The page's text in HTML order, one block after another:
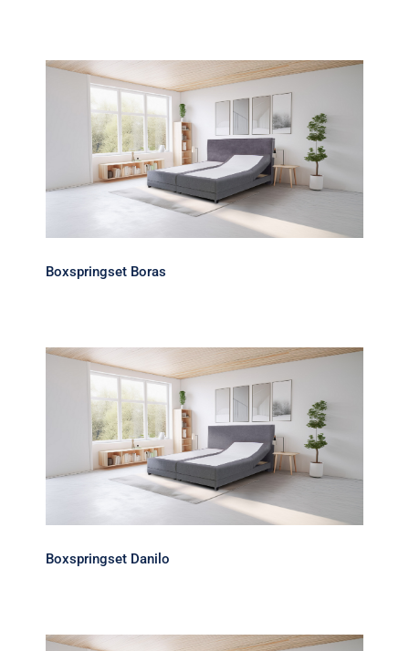
Boxspringset Boras
Boxspringset Boras
Boxspringset Danilo
Boxspringset Danilo